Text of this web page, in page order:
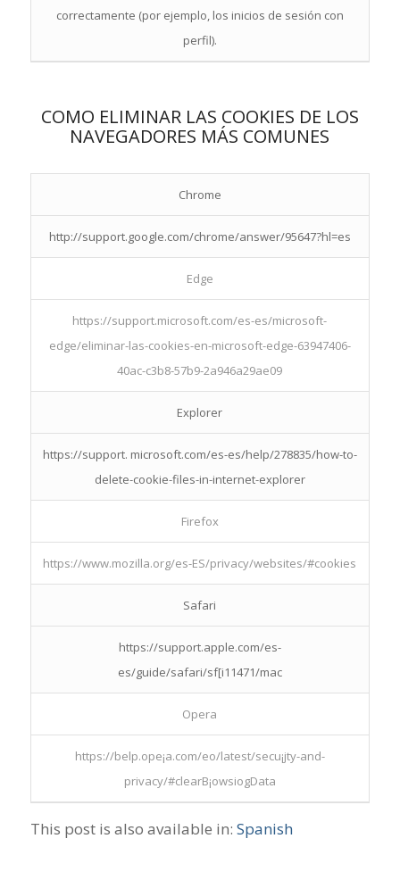
correctamente (por ejemplo, los inicios de sesión con
perfil).
COMO ELIMINAR LAS COOKIES DE LOS
NAVEGADORES MÁS COMUNES
Chrome
http://support.google.com/chrome/answer/95647?hl=es
Edge
https://support.microsoft.com/es-es/microsoft-
edge/eliminar-las-cookies-en-microsoft-edge-63947406-
40ac-c3b8-57b9-2a946a29ae09
Explorer
https://support. microsoft.com/es-es/help/278835/how-to-
delete-cookie-files-in-internet-explorer
Firefox
https://www.mozilla.org/es-ES/privacy/websites/#cookies
Safari
https://support.apple.com/es-
es/guide/safari/sf[i11471/mac
Opera
https://belp.ope¡a.com/eo/latest/secu¡jty-and-
privacy/#clearB¡owsiogData
This post is also available in: Spanish